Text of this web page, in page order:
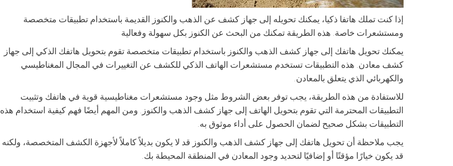
إذا كنت تملك هاتفا ذكيا، يمكنك تحويله إلى جهاز كشف عن الذهب والكنوز القديمة باستخدام تطبيقات متخصصة
ومستشعرات خاصة. هذه الطريقة تمكنك من البحث عن الكنوز بكل سهولة وفعالية
يمكنك تحويل هاتفك إلى جهاز كشف الذهب والكنوز باستخدام تطبيقات متخصصة تقوم بتحويل هاتفك الذكي إلى جهاز
كشف معادن. هذه التطبيقات تستخدم مستشعرات الهاتف الذكي للكشف عن التغييرات في المجال المغناطيسي
والكهربائي الذي يتعلق بالمعادن.
للاستفادة من هذه الطريقة، يجب توفر بعض الشروط مثل وجود مستشعرات مغناطيسية قوية في هاتفك وتثبيت
التطبيقات المحترمة التي تقوم بتحويل الهاتف إلى جهاز كشف الذهب والكنوز. ومن المهم أيضًا فهم كيفية استخدام هذه
التطبيقات بشكل صحيح لضمان الحصول على أداء موثوق به.
يجب ملاحظة أن تحويل هاتفك إلى جهاز كشف الذهب والكنوز قد لا يكون بديلاً كاملاً لأجهزة الكشف المتخصصة، ولكنه
قد يكون خيارًا مؤقتًا أو إضافيًا لتحديد وجود المعادن في المنطقة المحيطة بك.